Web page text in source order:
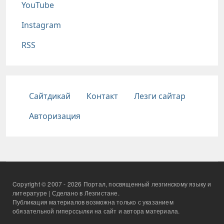
YouTube
Instagram
RSS
Подвал
Сайтдикай Контакт
Лезги сайтар
Авторизация
Copyright © 2007 - 2026 Портал, посвященный лезгинскому языку и
литературе | Сделано в Лезгистане.
Публикация материалов возможна только с указанием
обязательной гиперссылки на сайт и автора материала.